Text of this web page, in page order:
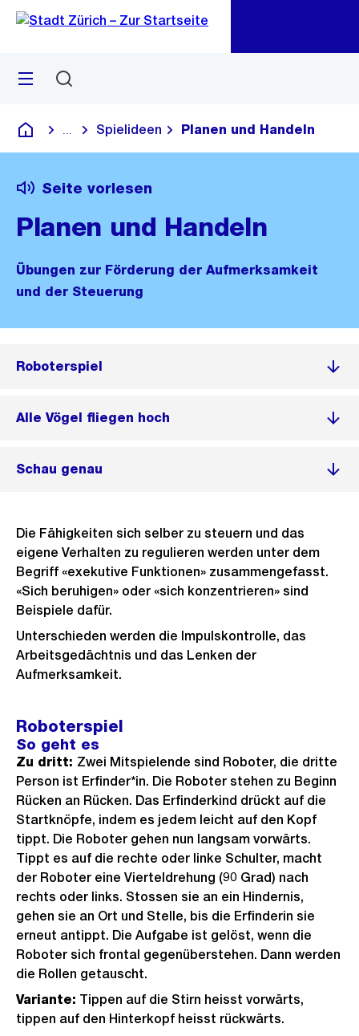
Navigation
Sprunglink
Menü
Deutsch
Blende alle Breadcrumbs ein
Spielideen Planen und Handeln
Seite vorlesen
Planen und Handeln
Übungen zur Förderung der Aufmerksamkeit
und der Steuerung
Roboterspiel
Alle Vögel fliegen hoch
Schau genau
Die Fähigkeiten sich selber zu steuern und das
eigene Verhalten zu regulieren werden unter dem
Begriff «exekutive Funktionen» zusammengefasst.
«Sich beruhigen» oder «sich konzentrieren» sind
Beispiele dafür.
Unterschieden werden die Impulskontrolle, das
Arbeitsgedächtnis und das Lenken der
Aufmerksamkeit.
Roboterspiel
So geht es
Zu dritt: Zwei Mitspielende sind Roboter, die dritte
Person ist Erfinder*in. Die Roboter stehen zu Beginn
Rücken an Rücken. Das Erfinderkind drückt auf die
Startknöpfe, indem es jedem leicht auf den Kopf
tippt. Die Roboter gehen nun langsam vorwärts.
Tippt es auf die rechte oder linke Schulter, macht
der Roboter eine Vierteldrehung (90 Grad) nach
rechts oder links. Stossen sie an ein Hindernis,
gehen sie an Ort und Stelle, bis die Erfinderin sie
erneut antippt. Die Aufgabe ist gelöst, wenn die
Roboter sich frontal gegenüberstehen. Dann werden
die Rollen getauscht.
Variante: Tippen auf die Stirn heisst vorwärts,
tippen auf den Hinterkopf heisst rückwärts.